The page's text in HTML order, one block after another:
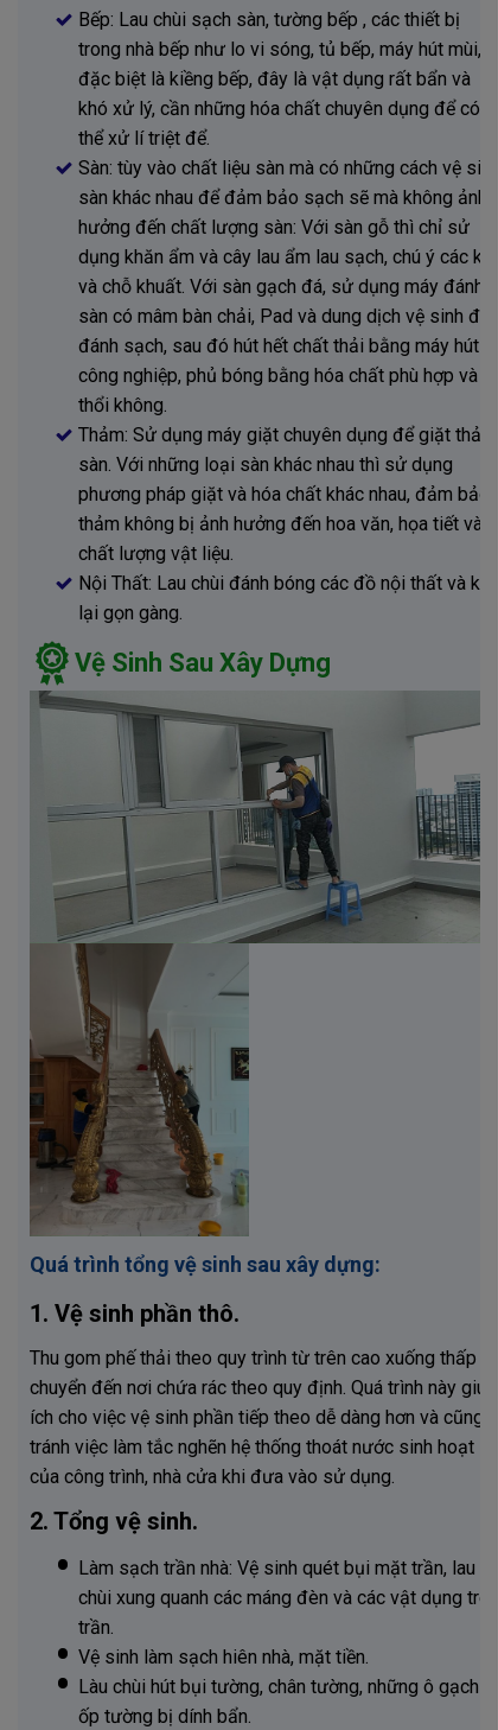
Bếp: Lau chùi sạch sàn, tường bếp , các thiết bị
trong nhà bếp như lo vi sóng, tủ bếp, máy hút mùi,…
đặc biệt là kiềng bếp, đây là vật dụng rất bẩn và
khó xử lý, cần những hóa chất chuyên dụng để có
thể xử lí triệt để.
Sàn: tùy vào chất liệu sàn mà có những cách vệ sinh
sàn khác nhau để đảm bảo sạch sẽ mà không ảnh
hưởng đến chất lượng sàn: Với sàn gỗ thì chỉ sử
dụng khăn ẩm và cây lau ẩm lau sạch, chú ý các kẽ
và chỗ khuất. Với sàn gạch đá, sử dụng máy đánh
sàn có mâm bàn chải, Pad và dung dịch vệ sinh để
đánh sạch, sau đó hút hết chất thải bằng máy hút
công nghiệp, phủ bóng bằng hóa chất phù hợp và
thổi không.
Thảm: Sử dụng máy giặt chuyên dụng để giặt thảm
sàn. Với những loại sàn khác nhau thì sử dụng
phương pháp giặt và hóa chất khác nhau, đảm bảo
thảm không bị ảnh hưởng đến hoa văn, họa tiết và
chất lượng vật liệu.
Nội Thất: Lau chùi đánh bóng các đồ nội thất và kê
lại gọn gàng.
Vệ Sinh Sau Xây Dựng
Quá trình tổng vệ sinh sau xây dựng:
Làm sạch trần nhà: Vệ sinh quét bụi mặt trần, lau
chùi xung quanh các máng đèn và các vật dụng trên
trần.
Vệ sinh làm sạch hiên nhà, mặt tiền.
Làu chùi hút bụi tường, chân tường, những ô gạch
ốp tường bị dính bẩn.
1. Vệ sinh phần thô.
2. Tổng vệ sinh.
Thu gom phế thải theo quy trình từ trên cao xuống thấp và
chuyển đến nơi chứa rác theo quy định. Quá trình này giúp
ích cho việc vệ sinh phần tiếp theo dễ dàng hơn và cũng
tránh việc làm tắc nghẽn hệ thống thoát nước sinh hoạt
của công trình, nhà cửa khi đưa vào sử dụng.